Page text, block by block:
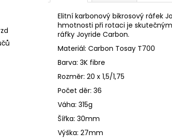
Elitní karbonový bikrosový ráfek
hmotnosti při rotaci je
ráfky Joyride Carbon.
Materiál: Carbon Tosay T700
Barva: 3K fibre
Rozměr: 20 x 1,5/1,75
Počet děr: 36
Váha: 315g
Šířka: 30mm
Výška: 27mm